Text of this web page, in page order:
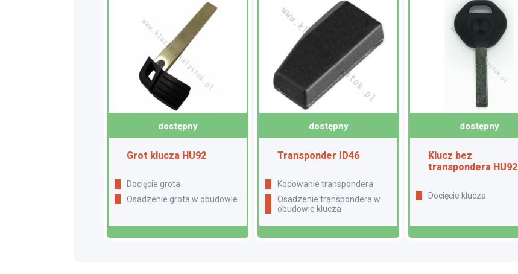
dostępny
Grot klucza HU92
Docięcie grota
Osadzenie grota w obudowie
dostępny
Transponder ID46
Kodowanie transpondera
Osadzenie transpondera w
obudowie klucza
dostępny
Klucz bez
transpondera HU92
Docięcie klucza